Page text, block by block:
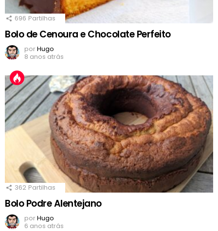
696 Partilhas
Bolo de Cenoura e Chocolate Perfeito
porHugo
8 anos atrás
362 Partilhas
Bolo Podre Alentejano
porHugo
6 anos atrás